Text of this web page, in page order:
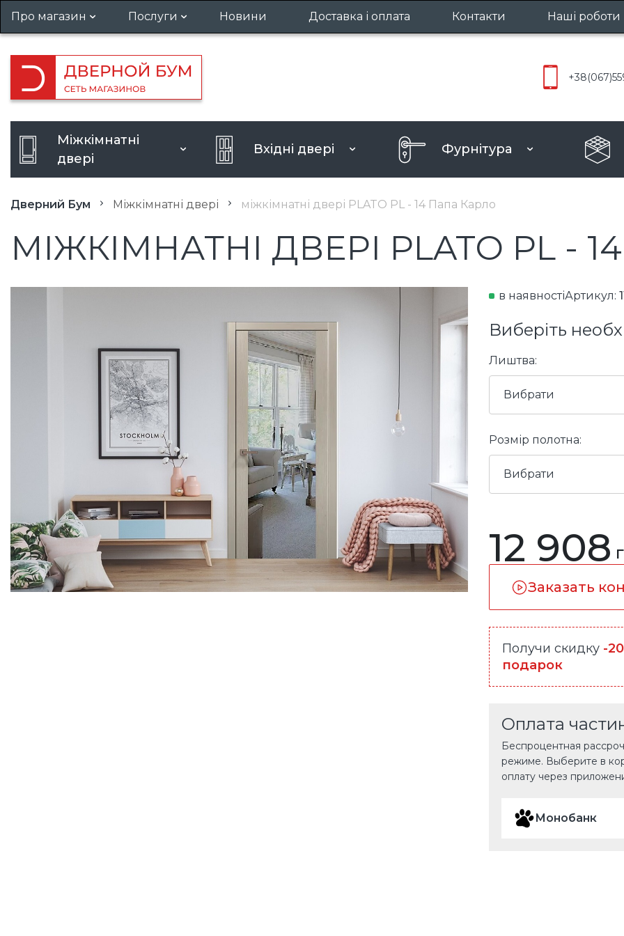
Про магазин
Гарантія та повернення
Вакансії
Кредит
Послуги
Установка дверей
Виклик замірника
Посилення дверного отвору
Розширення дверного отвору
Новини Доставка і оплата Контакти Наші роботи
+38(067)
Міжкімнатні
двері
Вхідні двері Фурнітура
Дверний Бум Міжкімнатні двері міжкімнатні двері PLATO PL - 14 Папа Карло
МІЖКІМНАТНІ ДВЕРІ PLATO PL -
в наявностіАртикул:
Виберіть
Лиштва:
Вибрати
Розмір полотна:
Вибрати
12 908
Заказать
Получи скидку -
подарок
Оплата
Беспроцентная
режиме. Выберите в
оплату через
Монобанк